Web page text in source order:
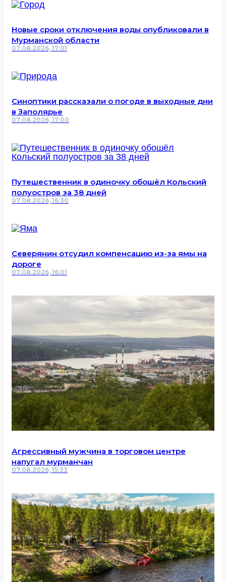
Новые сроки отключения воды опубликовали в
Мурманской области
07.08.2026, 17:01
Синоптики рассказали о погоде в выходные дни
в Заполярье
07.08.2026, 17:00
Путешественник в одиночку обошёл Кольский
полуостров за 38 дней
07.08.2026, 16:30
Северянин отсудил компенсацию из-за ямы на
дороге
07.08.2026, 16:01
Агрессивный мужчина в торговом центре
напугал мурманчан
07.08.2026, 15:33